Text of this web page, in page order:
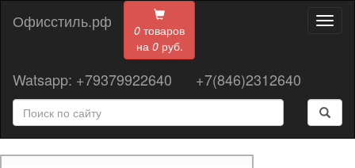
0 товаров
на 0руб.
Офисстиль.рф
Watsapp: +79379922640 +7(846)2312640